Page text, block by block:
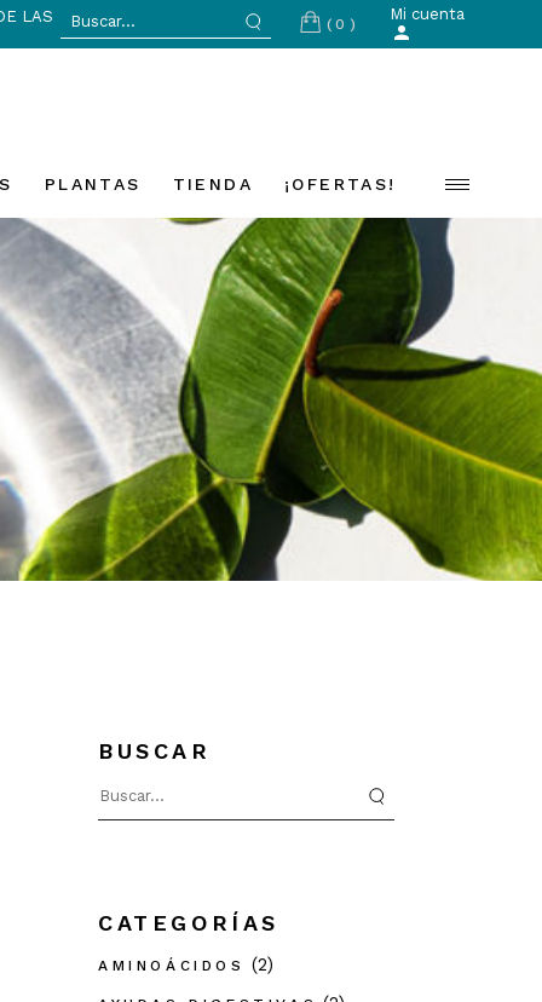
LAS
Search
for:
(0)
Mi cuenta
PLANTAS TIENDA ¡OFERTAS!
BUSCAR
for:
CATEGORÍAS
AMINOÁCIDOS (2)